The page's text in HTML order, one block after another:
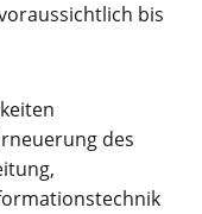
bis
des